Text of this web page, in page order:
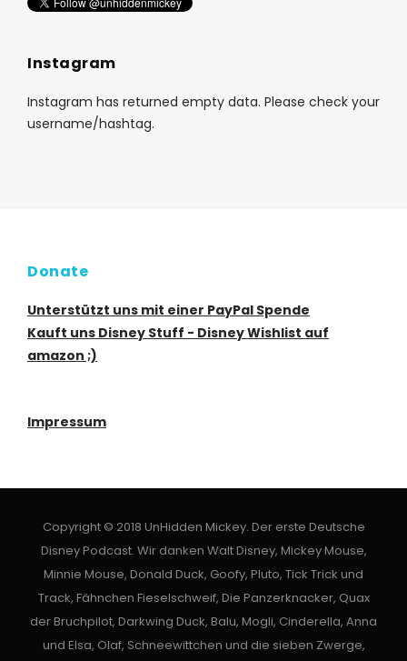
Instagram
Instagram has returned empty data. Please check your
username/hashtag.
Donate
Unterstützt uns mit einer PayPal Spende
Kauft uns Disney Stuff - Disney Wishlist auf
amazon ;)
Impressum
Copyright © 2018 UnHidden Mickey. Der erste Deutsche
Disney Podcast. Wir danken Walt Disney, Mickey Mouse,
Minnie Mouse, Donald Duck, Goofy, Pluto, Tick Trick und
Track, Fähnchen Fieselschweif, Die Panzerknacker, Quax
der Bruchpilot, Darkwing Duck, Balu, Mogli, Cinderella, Anna
und Elsa, Olaf, Schneewittchen und die sieben Zwerge,